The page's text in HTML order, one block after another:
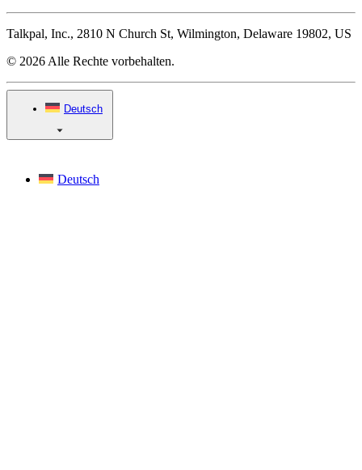
Talkpal, Inc., 2810 N Church St, Wilmington, Delaware 19802, US
© 2026 Alle Rechte vorbehalten.
Deutsch
Deutsch